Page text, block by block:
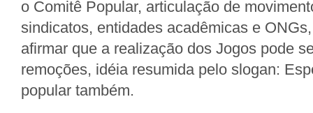
o Comitê Popular, articulação de
sindicatos, entidades acadêmicas e
afirmar que a realização dos Jogos pode
remoções, idéia resumida pelo slogan:
popular também.